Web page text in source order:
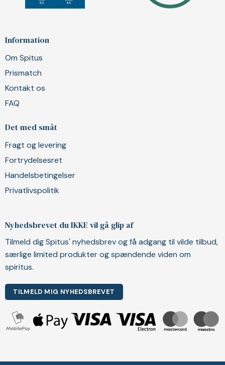
Information
Om Spitus
Prismatch
Kontakt os
FAQ
Det med småt
Fragt og levering
Fortrydelsesret
Handelsbetingelser
Privatlivspolitik
Nyhedsbrevet du IKKE vil gå glip af
Tilmeld dig Spitus' nyhedsbrev og få adgang til vilde tilbud,
særlige limited produkter og spændende viden om
spiritus.
TILMELD MIG NYHEDSBREVET